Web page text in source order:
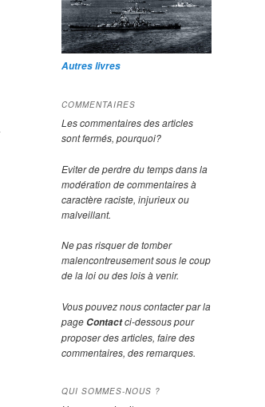
Autres livres
COMMENTAIRES
Les commentaires des articles
sont fermés, pourquoi?
Eviter de perdre du temps dans la
modération de commentaires à
caractère raciste, injurieux ou
malveillant.
Ne pas risquer de tomber
malencontreusement sous le coup
de la loi ou des lois à venir.
Vous pouvez nous contacter par la
page Contactci-dessous pour
proposer des articles, faire des
commentaires, des remarques.
QUI SOMMES-NOUS ?